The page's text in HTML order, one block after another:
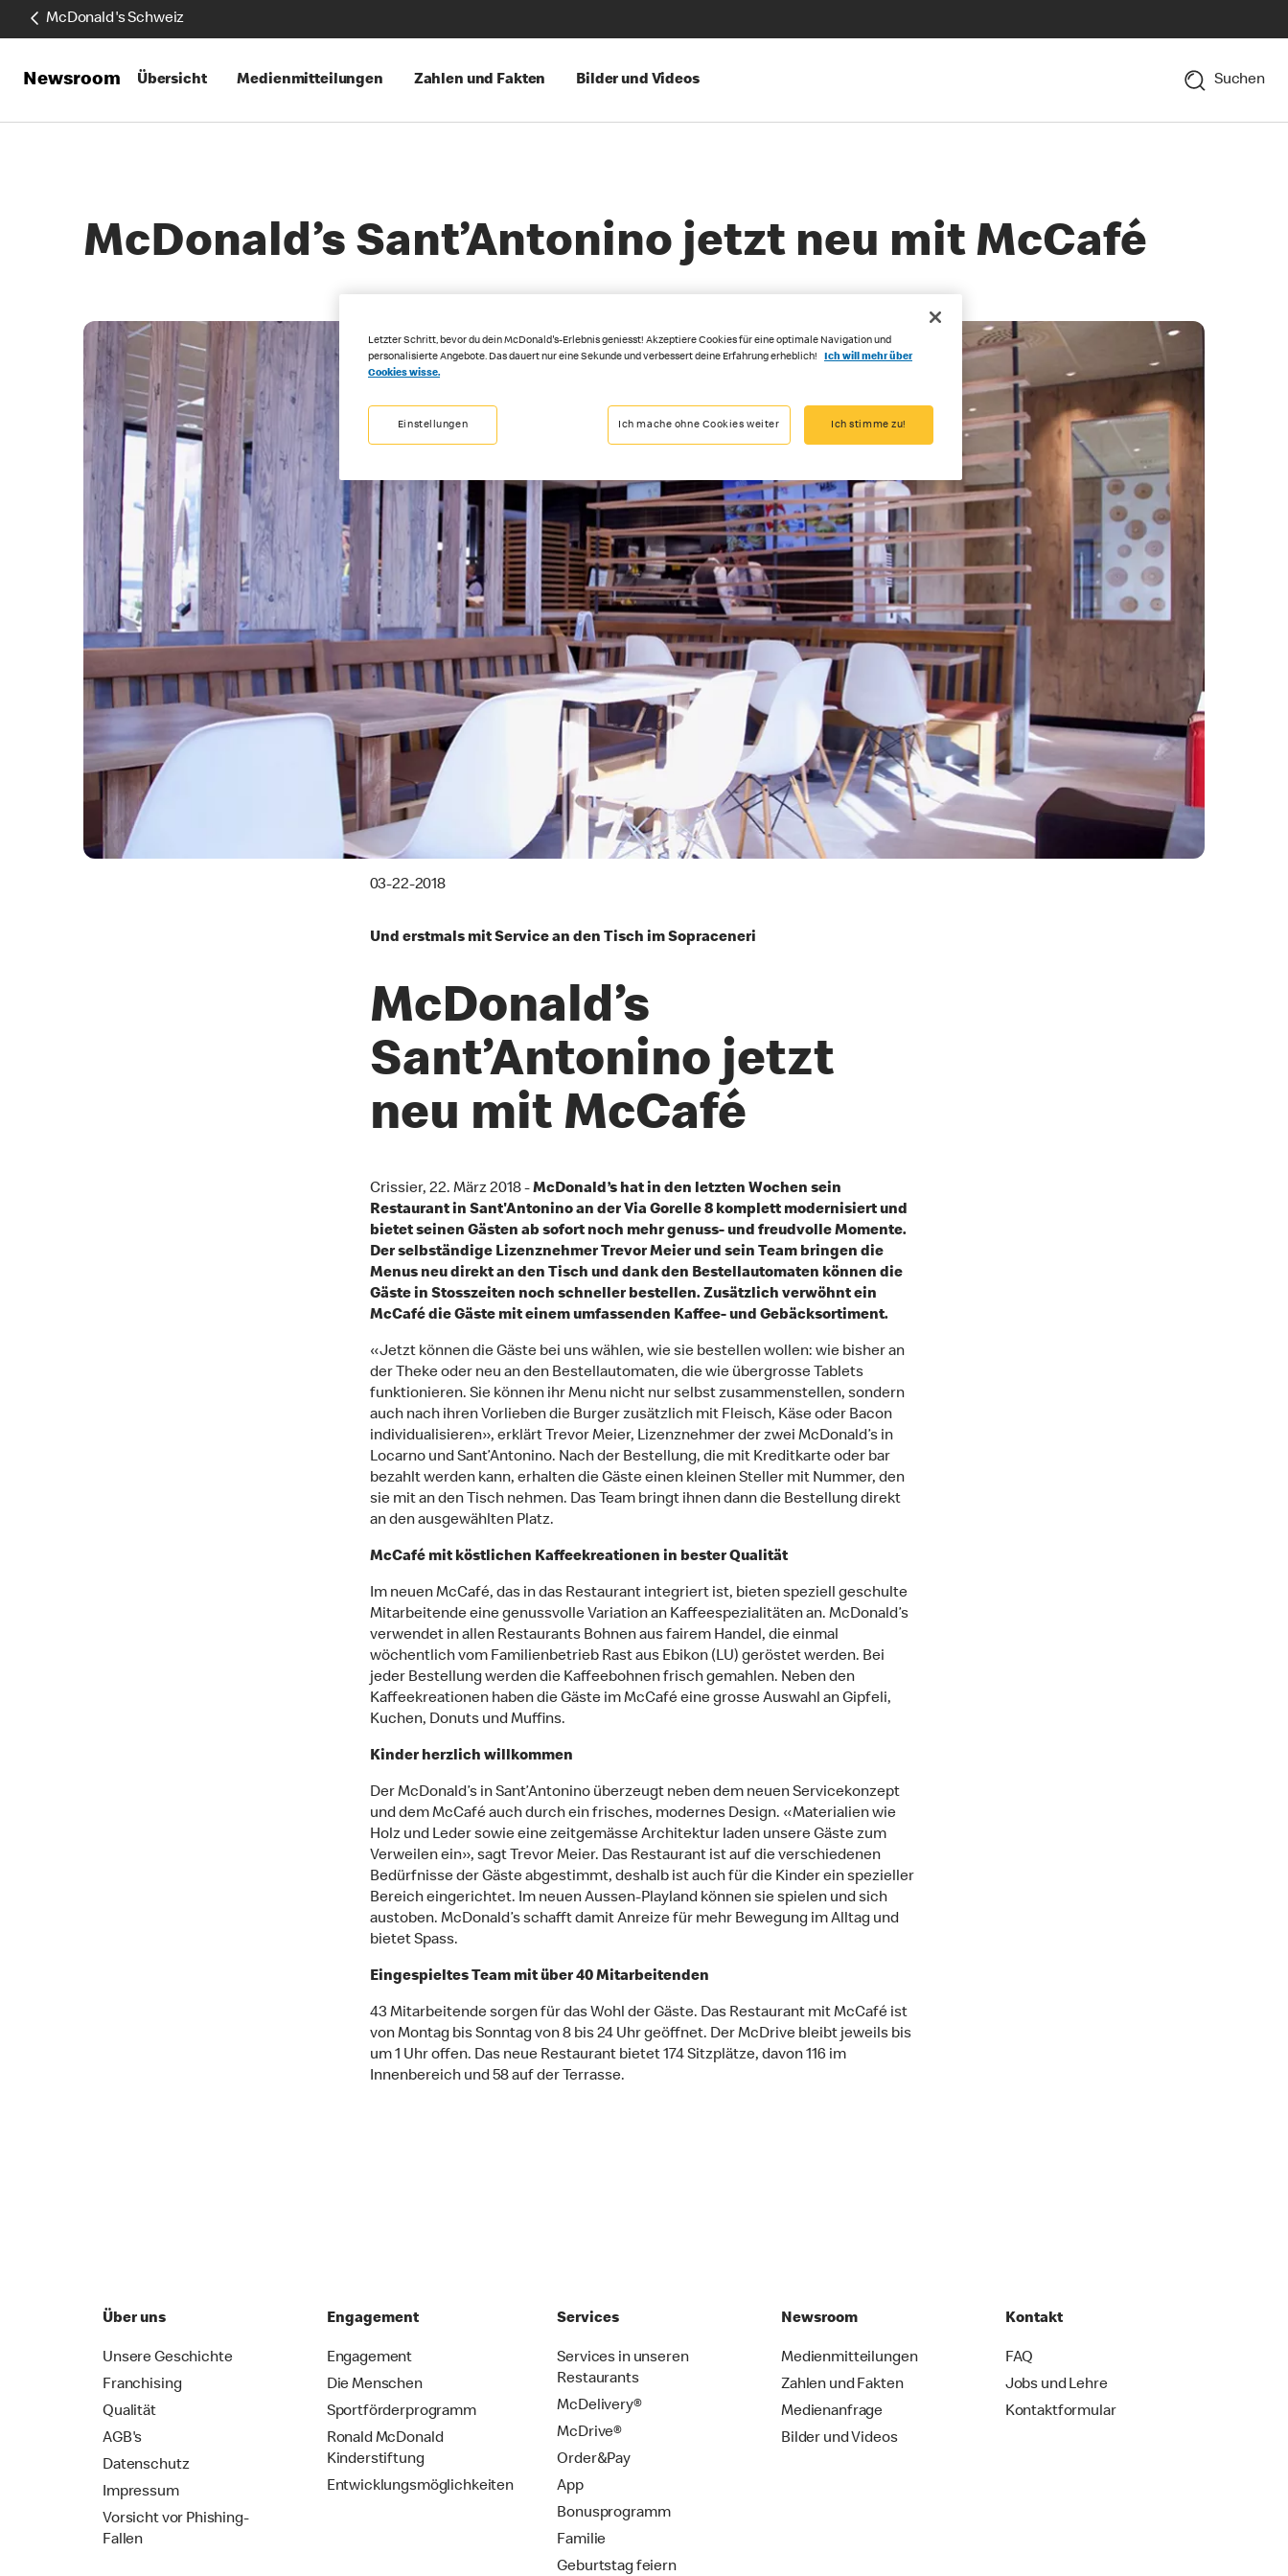
McDonald's Schweiz
Newsroom Übersicht Medienmitteilungen Zahlen und Fakten Bilder und Videos Suchen
McDonald’s Sant’Antonino jetzt neu mit McCafé
03-22-2018
Und erstmals mit Service an den Tisch im Sopraceneri
McDonald’s
Sant’Antonino jetzt
neu mit McCafé
Crissier, 22. März 2018 -McDonald’s hat in den letzten Wochen sein
Restaurant in Sant'Antonino an der Via Gorelle 8 komplett modernisiert und
bietet seinen Gästen ab sofort noch mehr genuss- und freudvolle Momente.
Der selbständige Lizenznehmer Trevor Meier und sein Team bringen die
Menus neu direkt an den Tisch und dank den Bestellautomaten können die
Gäste in Stosszeiten noch schneller bestellen. Zusätzlich verwöhnt ein
McCafé die Gäste mit einem umfassenden Kaffee- und Gebäcksortiment.
«Jetzt können die Gäste bei uns wählen, wie sie bestellen wollen: wie bisher an
der Theke oder neu an den Bestellautomaten, die wie übergrosse Tablets
funktionieren. Sie können ihr Menu nicht nur selbst zusammenstellen, sondern
auch nach ihren Vorlieben die Burger zusätzlich mit Fleisch, Käse oder Bacon
individualisieren», erklärt Trevor Meier, Lizenznehmer der zwei McDonald’s in
Locarno und Sant’Antonino. Nach der Bestellung, die mit Kreditkarte oder bar
bezahlt werden kann, erhalten die Gäste einen kleinen Steller mit Nummer, den
sie mit an den Tisch nehmen. Das Team bringt ihnen dann die Bestellung direkt
an den ausgewählten Platz.
McCafé mit köstlichen Kaffeekreationen in bester Qualität
Im neuen McCafé, das in das Restaurant integriert ist, bieten speziell geschulte
Mitarbeitende eine genussvolle Variation an Kaffeespezialitäten an. McDonald’s
verwendet in allen Restaurants Bohnen aus fairem Handel, die einmal
wöchentlich vom Familienbetrieb Rast aus Ebikon (LU) geröstet werden. Bei
jeder Bestellung werden die Kaffeebohnen frisch gemahlen. Neben den
Kaffeekreationen haben die Gäste im McCafé eine grosse Auswahl an Gipfeli,
Kuchen, Donuts und Muffins.
Kinder herzlich willkommen
Der McDonald’s in Sant’Antonino überzeugt neben dem neuen Servicekonzept
und dem McCafé auch durch ein frisches, modernes Design. «Materialien wie
Holz und Leder sowie eine zeitgemässe Architektur laden unsere Gäste zum
Verweilen ein», sagt Trevor Meier. Das Restaurant ist auf die verschiedenen
Bedürfnisse der Gäste abgestimmt, deshalb ist auch für die Kinder ein spezieller
Bereich eingerichtet. Im neuen Aussen-Playland können sie spielen und sich
austoben. McDonald’s schafft damit Anreize für mehr Bewegung im Alltag und
bietet Spass.
Eingespieltes Team mit über 40 Mitarbeitenden
43 Mitarbeitende sorgen für das Wohl der Gäste. Das Restaurant mit McCafé ist
von Montag bis Sonntag von 8 bis 24 Uhr geöffnet. Der McDrive bleibt jeweils bis
um 1 Uhr offen. Das neue Restaurant bietet 174 Sitzplätze, davon 116 im
Innenbereich und 58 auf der Terrasse.
Über uns
Unsere Geschichte
Franchising
Qualität
AGB's
Datenschutz
Impressum
Vorsicht vor Phishing-
Fallen
Engagement
Engagement
Die Menschen
Sportförderprogramm
Ronald McDonald
Kinderstiftung
Entwicklungsmöglichkeiten
Services
Services in unseren
Restaurants
McDelivery®
McDrive®
Order&Pay
App
Bonusprogramm
Familie
Geburtstag feiern
Newsroom
Medienmitteilungen
Zahlen und Fakten
Medienanfrage
Bilder und Videos
Kontakt
FAQ
Jobs und Lehre
Kontaktformular
Letzter Schritt, bevor du dein McDonald's-Erlebnis geniesst! Akzeptiere Cookies für eine optimale Navigation und
personalisierte Angebote. Das dauert nur eine Sekunde und verbessert deine Erfahrung erheblich!
Ich will mehr über
Cookies wisse.
Einstellungen Ich mache ohne Cookies weiter Ich stimme zu!